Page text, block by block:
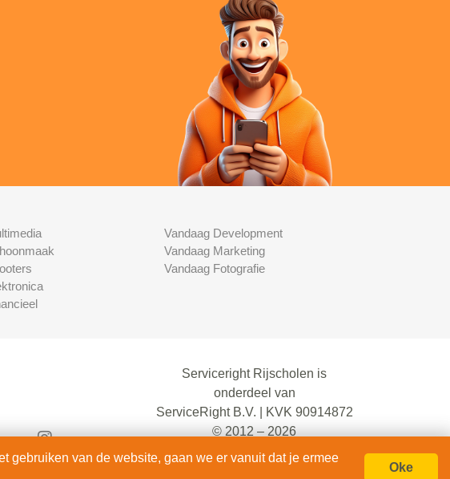
Vandaag Development
Vandaag Marketing
Vandaag Fotografie
Serviceright Rijscholen is
onderdeel van
ServiceRight B.V. | KVK 90914872
© 2012 – 2026
alle rechten voorbehouden.
gebruiken van de website, gaan we er vanuit dat je ermee
Oke